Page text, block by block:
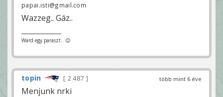
papai.isti@gmail.com
Wazzeg.. Gáz..
Ward egy paraszt.. 😉
több mint 6 éve
topin 2 487
Menjunk nrki